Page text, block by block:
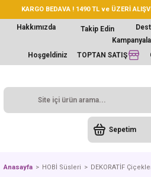
KARGO BEDAVA ! 1490 TL ve ÜZERİ
Hakkımızda Takip Edin
Hoşgeldiniz
TOPTAN SATIŞ
Sepetim
Anasayfa HOBİ Süsleri DEKORATİF